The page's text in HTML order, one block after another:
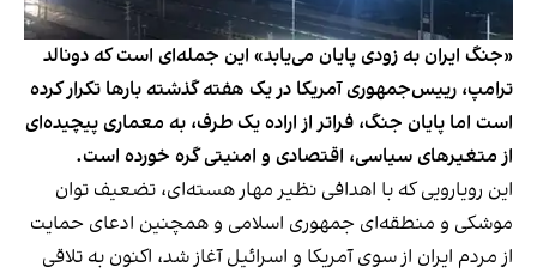
«جنگ ایران به زودی پایان می‌یابد» این جمله‌ای است که دونالد
ترامپ، ریيس‌جمهوری آمریکا در یک هفته گذشته بارها تکرار کرده
است اما پایان جنگ، فراتر از اراده یک طرف، به معماری پیچیده‌ای
از متغیرهای سیاسی، اقتصادی و امنیتی گره خورده است.
این رویارویی که با اهدافی نظیر مهار هسته‌ای، تضعیف توان
موشکی و منطقه‌ای جمهوری اسلامی و همچنین ادعای حمایت
از مردم ایران از سوی آمریکا و اسرائیل آغاز شد، اکنون به تلاقی